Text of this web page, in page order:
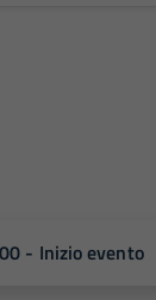
- Inizio evento